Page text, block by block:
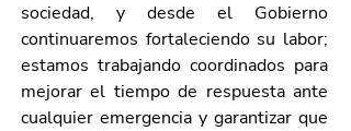
sociedad, y desde el Gobierno
continuaremos fortaleciendo su labor;
estamos trabajando coordinados para
mejorar el tiempo de respuesta ante
cualquier emergencia y garantizar que